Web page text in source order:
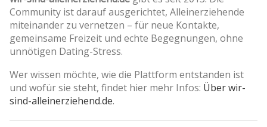
Community ist darauf ausgerichtet, Alleinerziehende
miteinander zu vernetzen – für neue Kontakte,
gemeinsame Freizeit und echte Begegnungen, ohne
unnötigen Dating-Stress.
Wer wissen möchte, wie die Plattform entstanden ist
und wofür sie steht, findet hier mehr Infos: Über wir-
sind-alleinerziehend.de.